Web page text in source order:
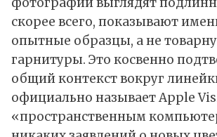
скорее всего, показывают
опытные образцы, а не
гарнитуры. Это косвенно
общий контекст вокруг
официально называет Apple
«пространственным